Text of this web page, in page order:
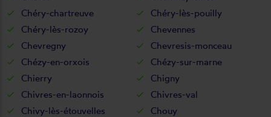
Chéry-chartreuve
Chéry-lès-pouilly
Chéry-lès-rozoy
Chevennes
Chevregny
Chevresis-monceau
Chézy-en-orxois
Chézy-sur-marne
Chierry
Chigny
Chivres-en-laonnois
Chivres-val
Chivy-lès-étouvelles
Chouy